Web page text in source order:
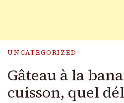
UNCATEGORIZED
Gâteau à la
cuisson, quel